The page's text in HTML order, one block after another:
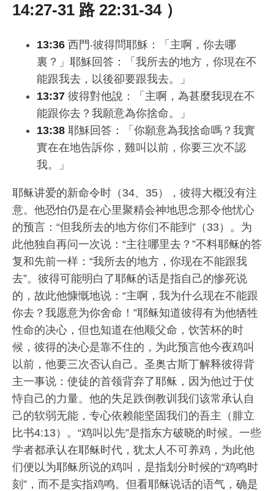
14:27-31 路 22:31-34 ）
13:36 西門‧彼得問耶穌：「主啊，你去哪
裏？」耶穌回答：「我所去的地方，你現在不
能跟我去，以後卻要跟我去。」
13:37 彼得對他說：「主啊，為甚麼我現在不
能跟你去？我願意為你捨命。」
13:38 耶穌回答：「你願意為我捨命嗎？我實
實在在地告訴你，雞叫以前，你要三次不認
我。」
耶稣讲爱的新命令时（34、35），彼得大概没有注
意。他恐怕仍是在心里聚精会神地思念那令他忧心
的预言：“但我所去的地方你们不能到”（33）。为
此他独自再问一次说：“主往哪里去？”不料耶稣的答
复和先前一样：“我所去的地方，你现在不能跟我
去”。彼得可能明白了耶稣的话是指自己的惨死说
的，故此他慷慨地说：“主啊，我为什么现在不能跟
你去？我愿意为你舍命！”耶稣知道彼得有为他牺牲
性命的决心，但也知道在他顺父命，饮苦杯的时
候，彼得的决心是靠不住的，为此预言他今夜鸡叫
以前，他要三次否认自己。圣奥古斯丁解释彼得背
主一事说：使徒的首领背弃了耶稣，因为他过于仗
恃自己的力量。他的失足跌倒教训我们该常承认自
己的软弱无能，专心依赖能坚固我们的吾主（腓立
比书4:13）。“鸡叫以先”是指东方破晓的时候。一些
学者都承认在耶稣时代，犹太人不可养鸡，为此他
们便以为耶稣所说的鸡叫，是指划分时候的“鸡鸣时
刻”，而不是实指鸡鸣。但看耶稣说话的语气，确是